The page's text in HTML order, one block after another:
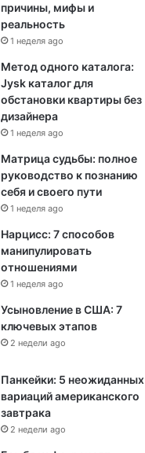
причины, мифы и
реальность
1 неделя ago
Метод одного каталога:
Jysk каталог для
обстановки квартиры без
дизайнера
1 неделя ago
Матрица судьбы: полное
руководство к познанию
себя и своего пути
1 неделя ago
Нарцисс: 7 способов
манипулировать
отношениями
1 неделя ago
Усыновление в США: 7
ключевых этапов
2 недели ago
Панкейки: 5 неожиданных
вариаций американского
завтрака
2 недели ago